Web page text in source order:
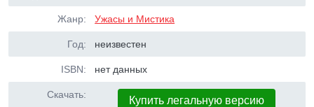
Жанр: Ужасы и Мистика
Год: неизвестен
ISBN: нет данных
Скачать: Купить легальную версию